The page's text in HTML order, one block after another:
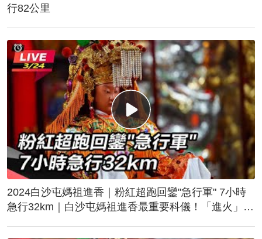
行82公里
2024白沙屯媽祖進香｜粉紅超跑回鑾"急行軍" 7小時
急行32km｜白沙屯媽祖進香最重要科儀！「進火」儀